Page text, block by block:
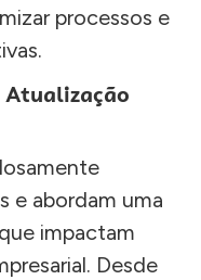
processos e
e abordam uma
impactam
Desde